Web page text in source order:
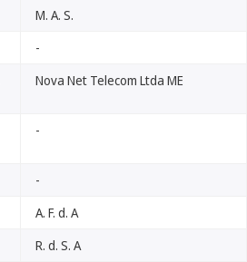
M. A. S.
-
Nova Net Telecom Ltda ME
-
-
A. F. d. A
R. d. S. A